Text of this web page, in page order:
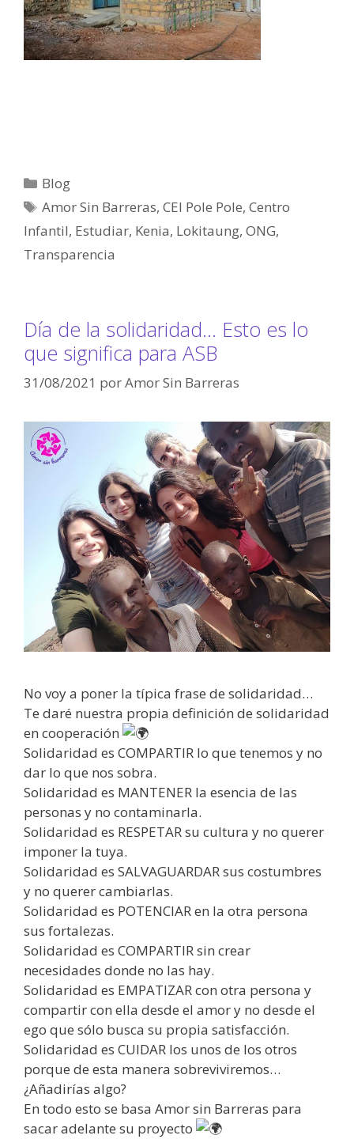
Blog
Amor Sin Barreras,CEI Pole Pole,Centro
Infantil, Estudiar, Kenia, Lokitaung, ONG,
Transparencia
Día de la solidaridad… Esto es lo
que significa para ASB
31/08/2021 porAmor Sin Barreras
No voy a poner la típica frase de solidaridad…
Te daré nuestra propia definición de solidaridad
en cooperación
Solidaridad es COMPARTIR lo que tenemos y no
dar lo que nos sobra.
Solidaridad es MANTENER la esencia de las
personas y no contaminarla.
Solidaridad es RESPETAR su cultura y no querer
imponer la tuya.
Solidaridad es SALVAGUARDAR sus costumbres
y no querer cambiarlas.
Solidaridad es POTENCIAR en la otra persona
sus fortalezas.
Solidaridad es COMPARTIR sin crear
necesidades donde no las hay.
Solidaridad es EMPATIZAR con otra persona y
compartir con ella desde el amor y no desde el
ego que sólo busca su propia satisfacción.
Solidaridad es CUIDAR los unos de los otros
porque de esta manera sobreviviremos…
¿Añadirías algo?
En todo esto se basa Amor sin Barreras para
sacar adelante su proyecto